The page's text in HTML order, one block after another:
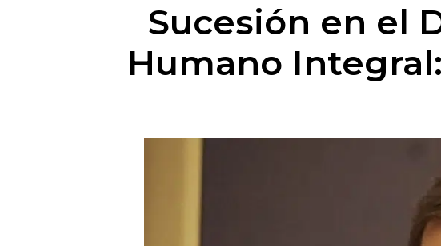
Sucesión en el
Humano